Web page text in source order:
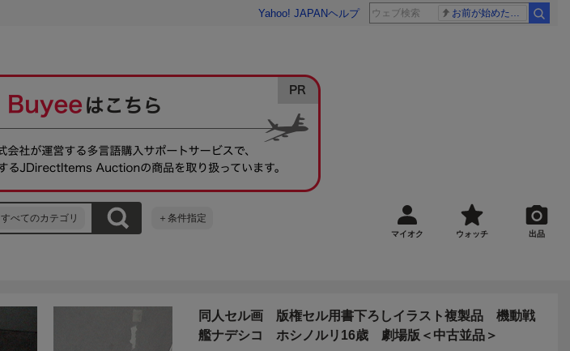
Yahoo! JAPANヘルプ お前が始めた物語だろ
すべてのカテゴリ ＋条件指定
マイオク ウォッチ 出品
同人セル画 版権セル用書下ろしイラスト複製品 機動戦
艦ナデシコ ホシノルリ16歳 劇場版＜中古並品＞